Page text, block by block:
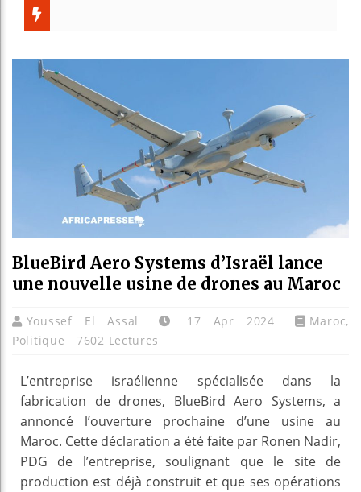
BlueBird Aero Systems d’Israël lance
une nouvelle usine de drones au Maroc
Youssef El Assal 17 Apr 2024 Maroc,
Politique
7602 Lectures
L’entreprise israélienne spécialisée dans la
fabrication de drones, BlueBird Aero Systems, a
annoncé l’ouverture prochaine d’une usine au
Maroc. Cette déclaration a été faite par Ronen Nadir,
PDG de l’entreprise, soulignant que le site de
production est déjà construit et que ses opérations